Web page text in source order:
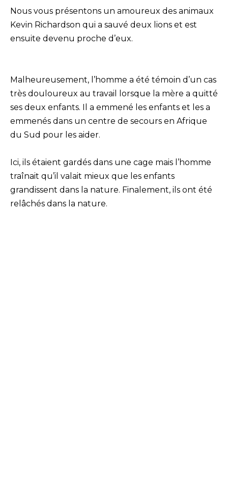
Nous vous présentons un amoureux des animaux
Kevin Richardson qui a sauvé deux lions et est
ensuite devenu proche d’eux.
Malheureusement, l’homme a été témoin d’un cas
très douloureux au travail lorsque la mère a quitté
ses deux enfants. Il a emmené les enfants et les a
emmenés dans un centre de secours en Afrique
du Sud pour les aider.
Ici, ils étaient gardés dans une cage mais l’homme
traînait qu’il valait mieux que les enfants
grandissent dans la nature. Finalement, ils ont été
relâchés dans la nature.